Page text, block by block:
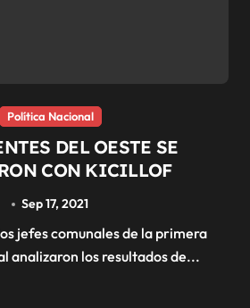
Política Nacional
DEL OESTE SE
CON KICILLOF
Sep 17, 2021
analizaron los resultados de...